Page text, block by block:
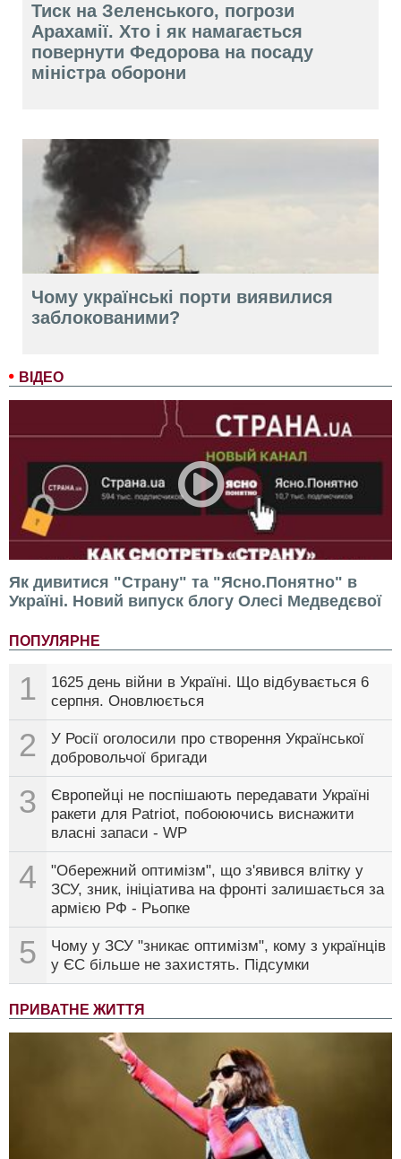
ВІДЕО
Як дивитися "Страну" та "Ясно.Понятно" в
Україні. Новий випуск блогу Олесі Медведєвої
ПОПУЛЯРНЕ
1
1625 день війни в Україні. Що відбувається 6
серпня. Оновлюється
2
У Росії оголосили про створення Української
добровольчої бригади
3
Європейці не поспішають передавати Україні
ракети для Patriot, побоюючись виснажити
власні запаси - WP
4
"Обережний оптимізм", що з'явився влітку у
ЗСУ, зник, ініціатива на фронті залишається за
армією РФ - Рьопке
5
Чому у ЗСУ "зникає оптимізм", кому з українців
у ЄС більше не захистять. Підсумки
ПРИВАТНЕ ЖИТТЯ
Тиск на Зеленського, погрози
Арахамії. Хто і як намагається
повернути Федорова на посаду
міністра оборони
Чому українські порти виявилися
заблокованими?